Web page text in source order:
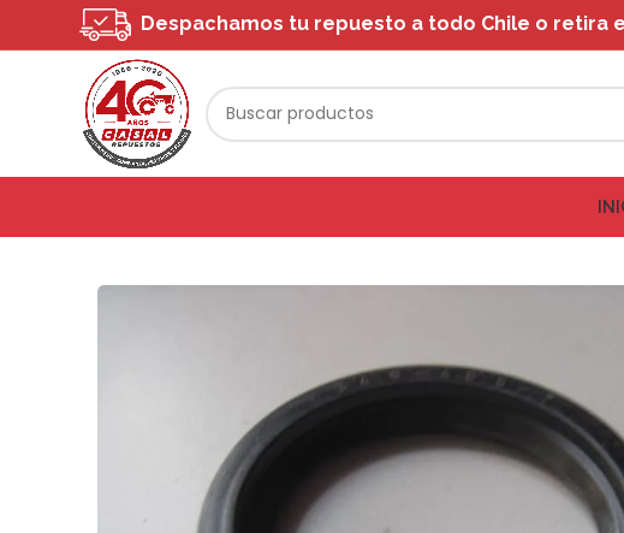
Despachamos tu repuesto a todo Chile o retira